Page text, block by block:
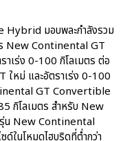
Hybrid มอบพละกำลังรวม
New Continental GT
าเร่ง 0-100 กิโลเมตร ต่อ
ใหม่ และอัตราเร่ง 0-100
GT Convertible
กิโลเมตร สำหรับ New
น New Continental
ด์ในโหมดไฮบริดที่ต่ำกว่า